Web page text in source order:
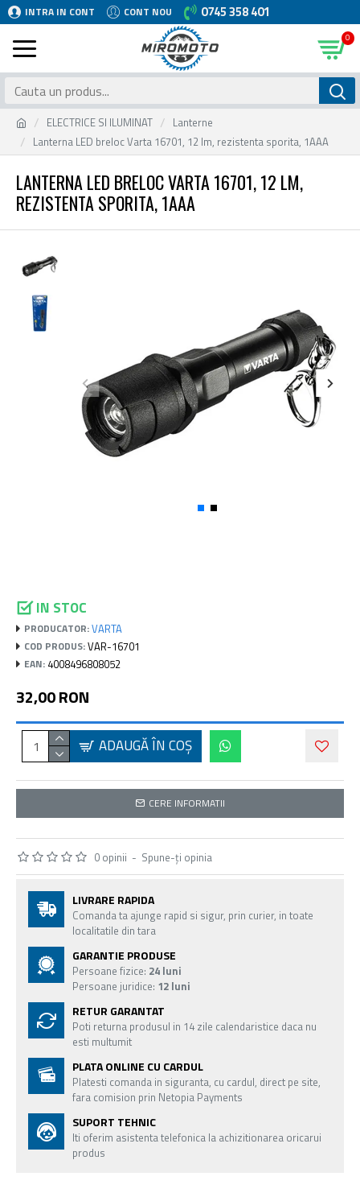
INTRA IN CONT CONT NOU 0745 358 401
0
ELECTRICE SI ILUMINAT
Lanterne
Lanterna LED breloc Varta 16701, 12 lm, rezistenta sporita, 1AAA
LANTERNA LED BRELOC VARTA 16701, 12 LM,
REZISTENTA SPORITA, 1AAA
IN STOC
PRODUCATOR:VARTA
COD PRODUS:VAR-16701
EAN: 4008496808052
0 opinii - Spune-ţi opinia
32,00 RON
ADAUGĂ ÎN COŞ
CERE INFORMATII
LIVRARE RAPIDA
Comanda ta ajunge rapid si sigur, prin curier, in toate
localitatile din tara
GARANTIE PRODUSE
Persoane fizice: 24 luni
Persoane juridice: 12 luni
RETUR GARANTAT
Poti returna produsul in 14 zile calendaristice daca nu
esti multumit
PLATA ONLINE CU CARDUL
Platesti comanda in siguranta, cu cardul, direct pe site,
fara comision prin Netopia Payments
SUPORT TEHNIC
Iti oferim asistenta telefonica la achizitionarea oricarui
produs